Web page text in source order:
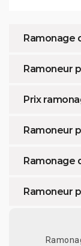
Ramonage
Ramoneur
Prix
Ramoneur
Ramonage
Ramoneur